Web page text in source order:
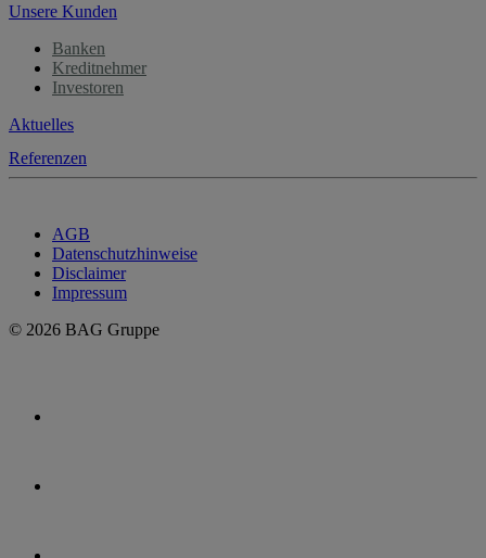
Unsere Kunden
Banken
Kreditnehmer
Investoren
Aktuelles
Referenzen
AGB
Datenschutzhinweise
Disclaimer
Impressum
© 2026 BAG Gruppe